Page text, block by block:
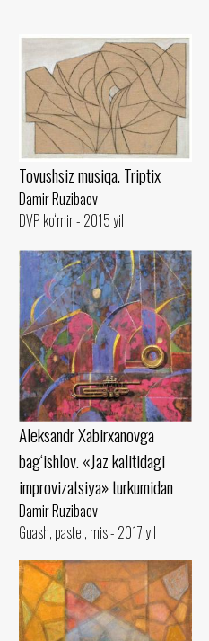
Tovushsiz musiqa. Triptix
Damir Ruzibaev
DVP, ko‘mir - 2015 yil
Aleksandr Xabirxanovga
bag‘ishlov. «Jaz kalitidagi
improvizatsiya» turkumidan
Damir Ruzibaev
Guash, pastel, mis - 2017 yil